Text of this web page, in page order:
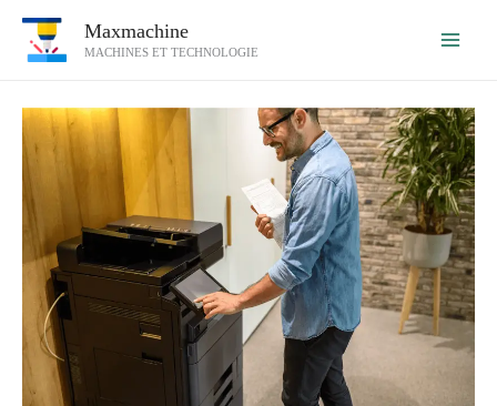
Maxmachine
MACHINES ET TECHNOLOGIE